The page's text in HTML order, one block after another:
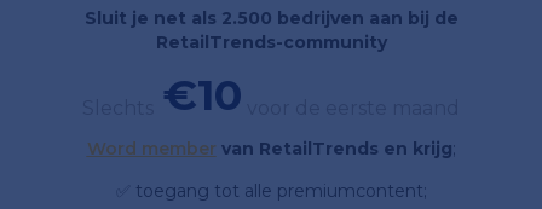
Sluit je net als 2.500 bedrijven aan bij de
RetailTrends-community
€10
Word member van RetailTrends en krijg;
✅ toegang tot alle premiumcontent;